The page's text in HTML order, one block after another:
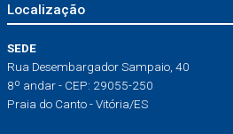
Localização
SEDE
Rua Desembargador Sampaio, 40
8º andar - CEP: 29055-250
Praia do Canto - Vitória/ES